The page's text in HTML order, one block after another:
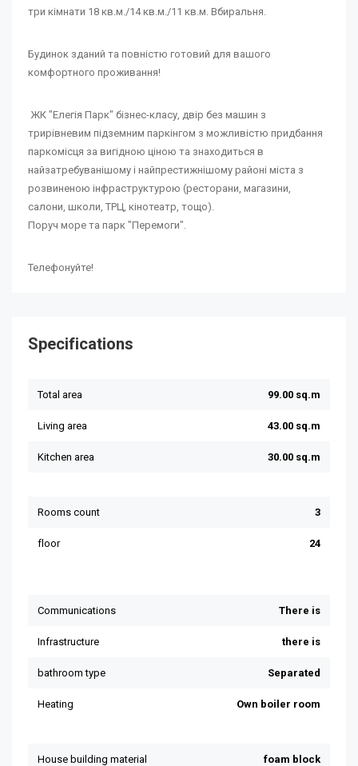
три кімнати 18 кв.м./14 кв.м./11 кв.м. Вбиральня.
Будинок зданий та повністю готовий для вашого
комфортного проживання!
ЖК "Елегія Парк" бізнес-класу, двір без машин з
трирівневим підземним паркінгом з можливістю придбання
паркомісця за вигідною ціною та знаходиться в
найзатребуванішому і найпрестижнішому районі міста з
розвиненою інфраструктурою (ресторани, магазини,
салони, школи, ТРЦ, кінотеатр, тощо).
Поруч море та парк "Перемоги".
Телефонуйте!
Specifications